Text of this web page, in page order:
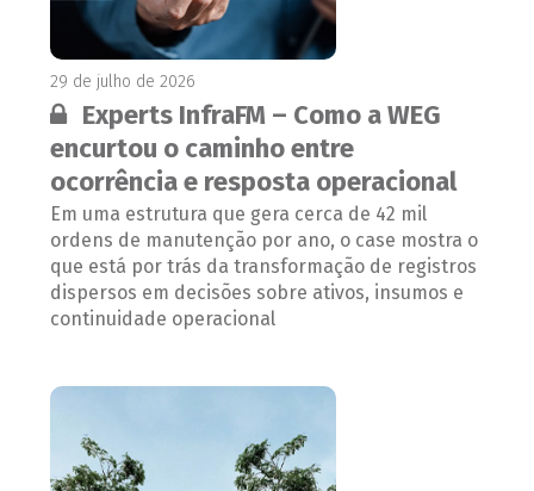
29 de julho de 2026
Conteúdo restrito:
Experts InfraFM – Como a WEG
encurtou o caminho entre
ocorrência e resposta operacional
Em uma estrutura que gera cerca de 42 mil
ordens de manutenção por ano, o case mostra o
que está por trás da transformação de registros
dispersos em decisões sobre ativos, insumos e
continuidade operacional